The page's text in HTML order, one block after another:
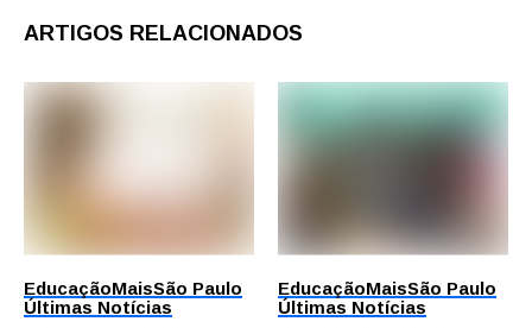
ARTIGOS RELACIONADOS
EducaçãoMaisSão Paulo
Últimas Notícias
EducaçãoMaisSão Paulo
Últimas Notícias